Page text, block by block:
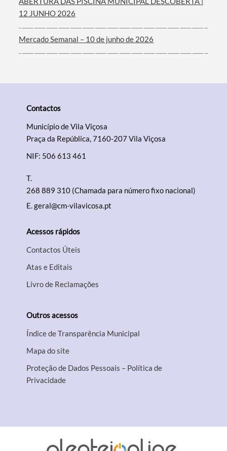
12 JUNHO 2026
Mercado Semanal – 10 de junho de 2026
Contactos
Município de Vila Viçosa
Praça da República, 7160-207 Vila Viçosa
NIF: 506 613 461
T.
268 889 310 (Chamada para número fixo nacional)
E.geral@cm-vilavicosa.pt
Acessos rápidos
Contactos Úteis
Atas e Editais
Livro de Reclamações
Outros acessos
Índice de Transparência Municipal
Mapa do site
Proteção de Dados Pessoais – Política de
Privacidade